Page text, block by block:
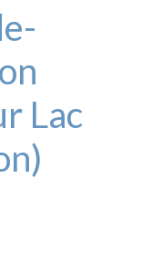
Lac